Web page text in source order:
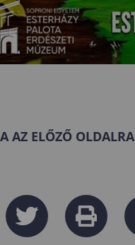
AZ ELŐZŐ OLDALRA